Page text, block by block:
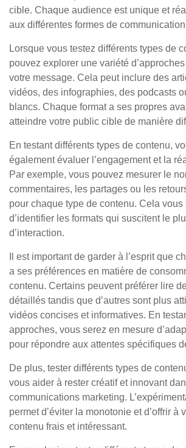
cible. Chaque audience est unique et
aux différentes formes de
Lorsque vous testez différents types de
pouvez explorer une variété
votre message. Cela peut inclure des
vidéos, des infographies, des podcasts
blancs. Chaque format a ses propres
atteindre votre public cible de manière
En testant différents types de contenu,
également évaluer l’engagement et la
Par exemple, vous pouvez mesurer le
commentaires, les partages ou les
pour chaque type de contenu. Cela vous
d’identifier les formats qui suscitent le
d’interaction.
Il est important de garder à l’esprit que
a ses préférences en matière de
contenu. Certains peuvent préférer lire
détaillés tandis que d’autres sont plus
vidéos concises et informatives. En
approches, vous serez en mesure
pour répondre aux attentes spécifiques
De plus, tester différents types de
vous aider à rester créatif et innovant
communications marketing.
permet d’éviter la monotonie et d’offrir à
contenu frais et intéressant.